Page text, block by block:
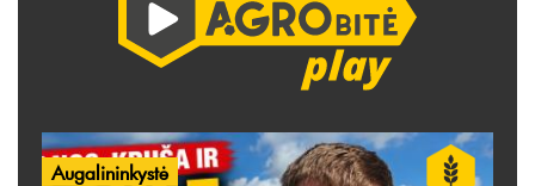
Augalininkystė